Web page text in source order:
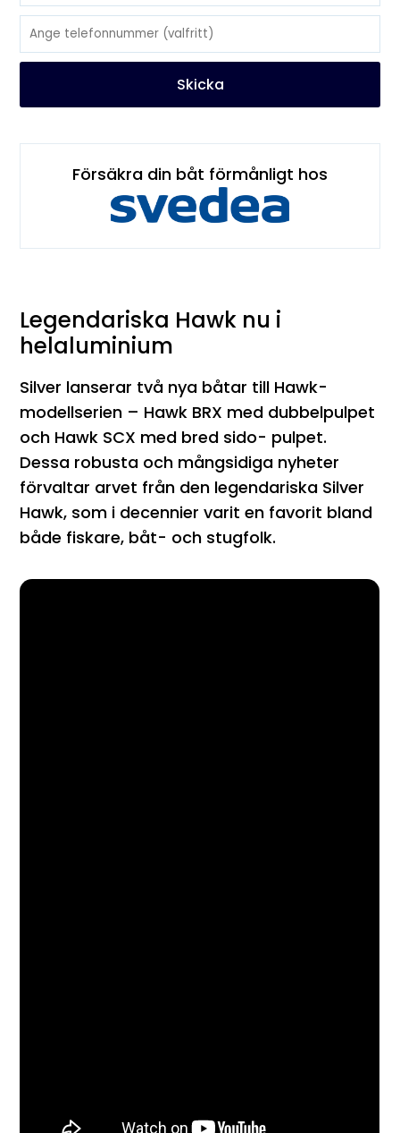
Skicka
Försäkra din båt förmånligt hos
Legendariska Hawk nu i
helaluminium
Silver lanserar två nya båtar till Hawk-
modellserien – Hawk BRX med dubbelpulpet
och Hawk SCX med bred sido- pulpet.
Dessa robusta och mångsidiga nyheter
förvaltar arvet från den legendariska Silver
Hawk, som i decennier varit en favorit bland
både fiskare, båt- och stugfolk.